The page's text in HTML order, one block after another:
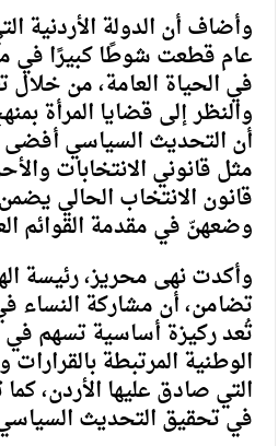
وأضاف أن الدولة الأردنية
عام قطعت شوطًا كبيرًا في
في الحياة العامة، من خلال
والنظر إلى قضايا المرأة
أن التحديث السياسي أفضى
مثل قانوني الانتخابات
قانون الانتخاب الحالي
وضعهنّ في مقدمة القوائم
وأكدت نهى محريز، رئيسة
تضامن، أن مشاركة النساء
تُعد ركيزة أساسية تسهم
الوطنية المرتبطة بالقرارات
التي صادق عليها الأردن،
في تحقيق التحديث